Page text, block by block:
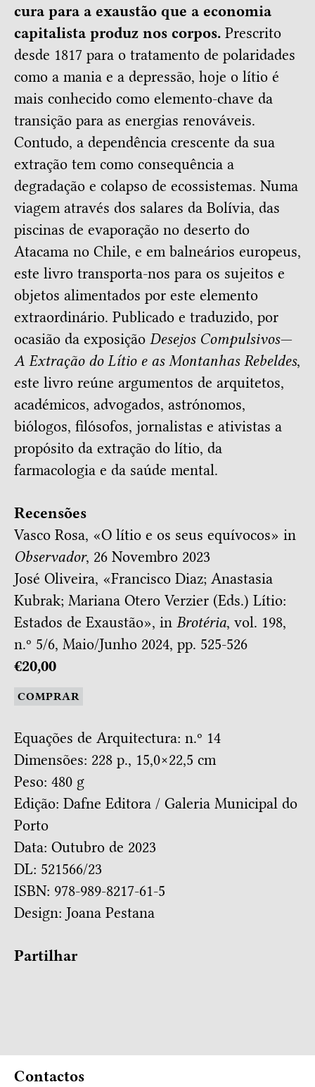
cura para a exaustão que a economia
capitalista produz nos corpos. Prescrito
desde 1817 para o tratamento de polaridades
como a mania e a depressão, hoje o lítio é
mais conhecido como elemento-chave da
transição para as energias renováveis.
Contudo, a dependência crescente da sua
extração tem como consequência a
degradação e colapso de ecossistemas. Numa
viagem através dos salares da Bolívia, das
piscinas de evaporação no deserto do
Atacama no Chile, e em balneários europeus,
este livro transporta-nos para os sujeitos e
objetos alimentados por este elemento
extraordinário. Publicado e traduzido, por
ocasião da exposição Desejos Compulsivos—
A Extração do Lítio e as Montanhas Rebeldes,
este livro reúne argumentos de arquitetos,
académicos, advogados, astrónomos,
biólogos, filósofos, jornalistas e ativistas a
propósito da extração do lítio, da
farmacologia e da saúde mental.
Recensões
Vasco Rosa, «O lítio e os seus equívocos» in
Observador, 26 Novembro 2023
José Oliveira, «Francisco Diaz; Anastasia
Kubrak; Mariana Otero Verzier (Eds.) Lítio:
Estados de Exaustão», in Brotéria, vol. 198,
n.º 5/6, Maio/Junho 2024, pp. 525-526
€20,00
COMPRAR
Equações de Arquitectura: n.º 14
Dimensões: 228 p., 15,0×22,5 cm
Peso: 480 g
Edição: Dafne Editora / Galeria Municipal do
Porto
Data: Outubro de 2023
DL: 521566/23
ISBN: 978-989-8217-61-5
Design: Joana Pestana
Partilhar
Contactos